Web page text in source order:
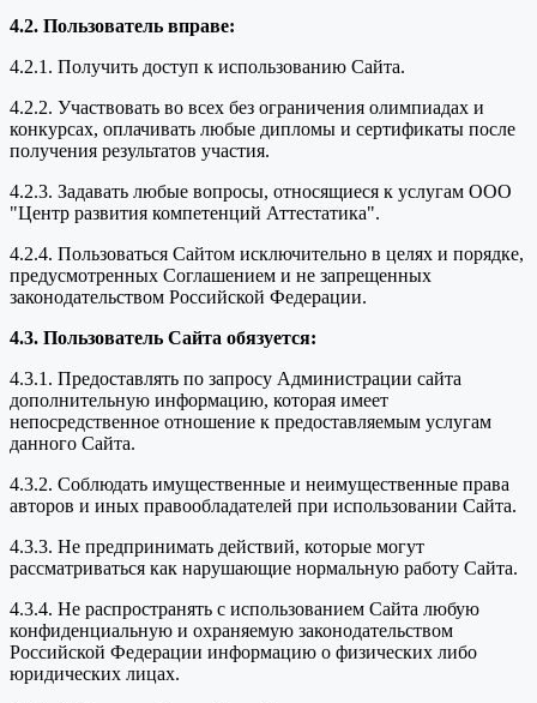
4.2. Пользователь вправе:
4.2.1. Получить доступ к использованию Сайта.
4.2.2. Участвовать во всех без ограничения олимпиадах и
конкурсах, оплачивать любые дипломы и сертификаты после
получения результатов участия.
4.2.3. Задавать любые вопросы, относящиеся к услугам ООО
"Центр развития компетенций Аттестатика".
4.2.4. Пользоваться Сайтом исключительно в целях и порядке,
предусмотренных Соглашением и не запрещенных
законодательством Российской Федерации.
4.3. Пользователь Сайта обязуется:
4.3.1. Предоставлять по запросу Администрации сайта
дополнительную информацию, которая имеет
непосредственное отношение к предоставляемым услугам
данного Сайта.
4.3.2. Соблюдать имущественные и неимущественные права
авторов и иных правообладателей при использовании Сайта.
4.3.3. Не предпринимать действий, которые могут
рассматриваться как нарушающие нормальную работу Сайта.
4.3.4. Не распространять с использованием Сайта любую
конфиденциальную и охраняемую законодательством
Российской Федерации информацию о физических либо
юридических лицах.